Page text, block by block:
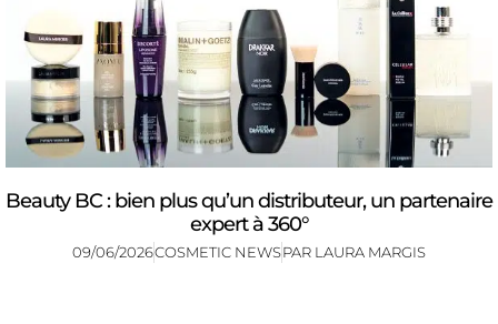
Beauty BC : bien plus qu’un distributeur, un partenaire
expert à 360°
09/06/2026COSMETIC NEWSPAR LAURA MARGIS